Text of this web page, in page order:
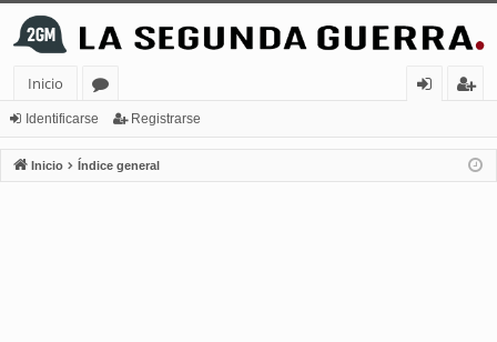
Inicio
or
os
nt
ifi
ist
ra
Identificarse Registrarse
Inicio Índice general